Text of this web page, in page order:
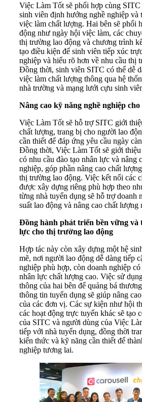
Việc Làm Tốt sẽ phối hợp cùng
sinh viên định hướng nghề nghiệp và
việc làm chất lượng. Hai bên sẽ phối
động như ngày hội việc làm, các
thị trường lao động và chương trình
tạo điều kiện để sinh viên tiếp xúc
nghiệp và hiểu rõ hơn về nhu cầu thị
Đồng thời, sinh viên SITC có thể dễ
việc làm chất lượng thông qua hệ
nhà trường và mạng lưới cựu sinh
Nâng cao kỹ năng nghề nghiệp
Việc Làm Tốt sẽ hỗ trợ SITC giới
chất lượng, trang bị cho người lao
cần thiết để đáp ứng yêu cầu ngày
Đồng thời, Việc Làm Tốt sẽ giới thiệu
có nhu cầu đào tạo nhân lực và nâng
nghiệp, góp phần nâng cao chất
thị trường lao động. Việc kết nối các
được xây dựng riêng phù hợp theo
từng nhà tuyển dụng sẽ hỗ trợ doanh
suất lao động và nâng cao chất lượng
Đồng hành phát triển bền vững và
lực cho thị trường lao động
Hợp tác này còn xây dựng một hệ
mẽ, nơi người lao động dễ dàng tiếp
nghiệp phù hợp, còn doanh nghiệp
nhân lực chất lượng cao. Việc sử
thông của hai bên để quảng bá
thông tin tuyển dụng sẽ giúp nâng
của các đơn vị. Các sự kiện như hội
các hoạt động trực tuyến khác sẽ tạo
của SITC và người dùng của Việc
tiếp với nhà tuyển dụng, đồng thời
kiến thức và kỹ năng cần thiết để
nghiệp tương lai.